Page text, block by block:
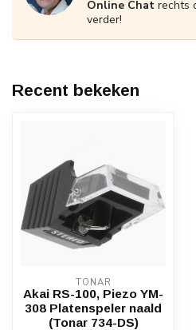
Online Chat rechts
verder!
Recent bekeken
TONAR
Akai RS-100, Piezo YM-
308 Platenspeler naald
(Tonar 734-DS)